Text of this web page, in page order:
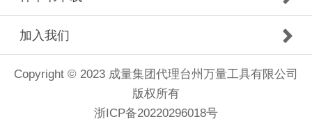
加入我们
Copyright © 2023 成量集团代理台州万量工具有限公司
版权所有
浙ICP备20220296018号